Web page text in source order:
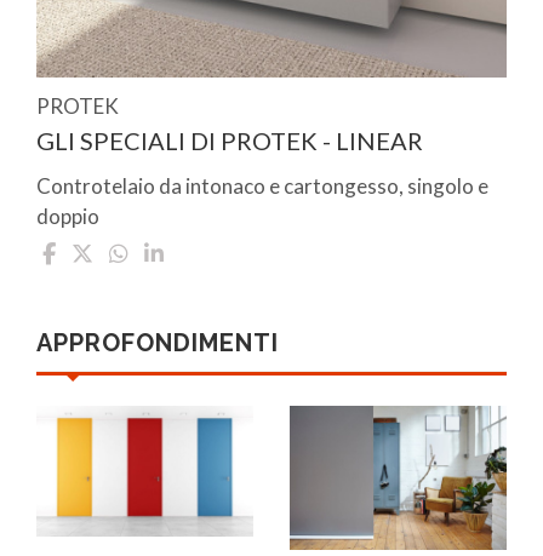
PROTEK
GLI SPECIALI DI PROTEK - LINEAR
Controtelaio da intonaco e cartongesso, singolo e
doppio
APPROFONDIMENTI